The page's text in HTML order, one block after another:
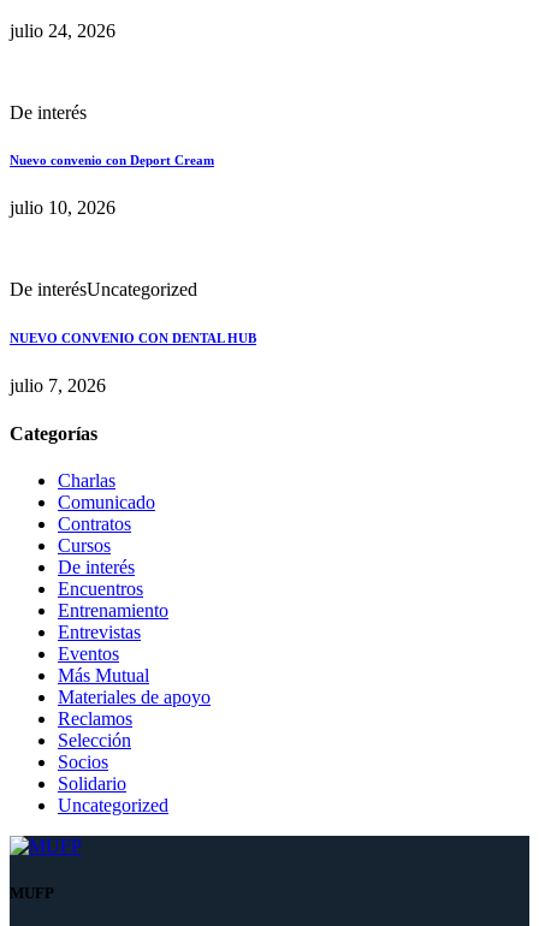
julio 24, 2026
De interés
Nuevo convenio con Deport Cream
julio 10, 2026
De interésUncategorized
NUEVO CONVENIO CON DENTAL HUB
julio 7, 2026
Categorías
Charlas
Comunicado
Contratos
Cursos
De interés
Encuentros
Entrenamiento
Entrevistas
Eventos
Más Mutual
Materiales de apoyo
Reclamos
Selección
Socios
Solidario
Uncategorized
MUFP